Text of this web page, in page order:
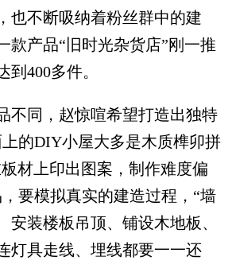
也不断吸纳着粉丝群中的建
款产品“旧时光杂货店”刚一推
400多件。
同，赵惊喧希望打造出独特
的DIY小屋大多是木质榫卯拼
材上印出图案，制作难度偏
要模拟真实的建造过程，“墙
安装楼板吊顶、铺设木地板、
灯具走线、埋线都要一一还